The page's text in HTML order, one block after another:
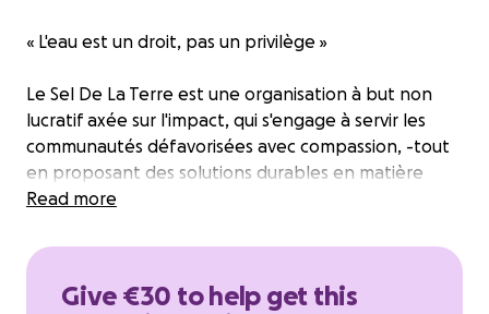
« L'eau est un droit, pas un privilège »
Le Sel De La Terre est une organisation à but non
lucratif axée sur l'impact, qui s'engage à servir les
communautés défavorisées avec compassion, -tout
en proposant des solutions durables en matière
d'autonomisation économique, de transformation
ouvrant ainsi la voie à un avenir digne et à un espoir
Read more
Give €30 to help get this